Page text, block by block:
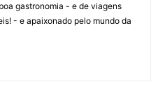
gastronomia - e de viagens
- e apaixonado pelo mundo da